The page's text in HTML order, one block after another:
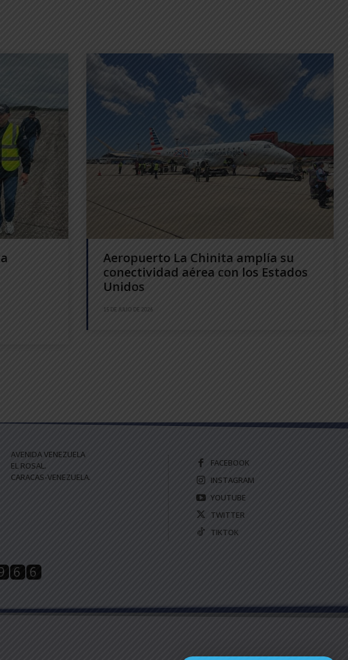
Aeropuerto La Chinita amplía su
conectividad aérea con los Estados
Unidos
15 DE JULIO DE 2026
AVENIDA VENEZUELA
EL ROSAL.
CARACAS-VENEZUELA.
FACEBOOK
INSTAGRAM
YOUTUBE
TWITTER
TIKTOK